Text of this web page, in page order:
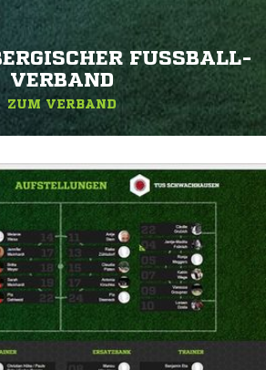
FUSSBALL-V
ERBAND
ZUM VERBAND